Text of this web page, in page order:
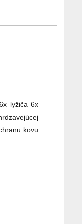
lyžiča 6x
kovu